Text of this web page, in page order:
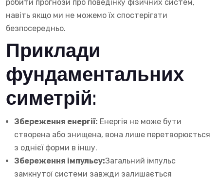
робити прогнози про поведінку фізичних систем,
навіть якщо ми не можемо їх спостерігати
безпосередньо.
Приклади
фундаментальних
симетрій:
Збереження енергії: Енергія не може бути
створена або знищена, вона лише перетворюється
з однієї форми в іншу.
Збереження імпульсу:Загальний імпульс
замкнутої системи завжди залишається